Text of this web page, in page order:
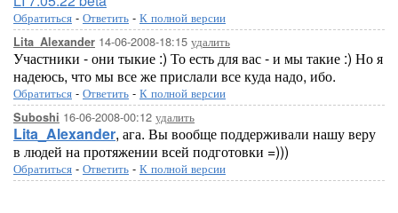
Обратиться - Ответить - К полной версии
Lita_Alexander 14-06-2008-18:15 удалить
Участники - они тыкие :) То есть для вас - и мы такие :) Но я
надеюсь, что мы все же прислали все куда надо, ибо.
Обратиться - Ответить - К полной версии
Suboshi 16-06-2008-00:12 удалить
Lita_Alexander, ага. Вы вообще поддерживали нашу веру
в людей на протяжении всей подготовки =)))
Обратиться - Ответить - К полной версии